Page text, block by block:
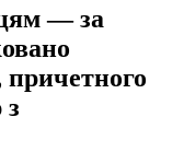
— за
причетного